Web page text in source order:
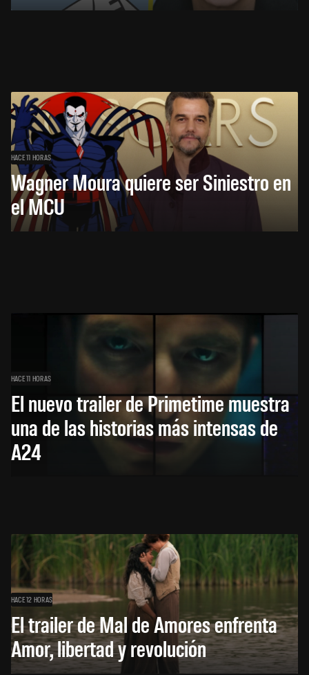
HACE 11 HORAS
Wagner Moura quiere ser Siniestro en
el MCU
HACE 11 HORAS
El nuevo trailer de Primetime muestra
una de las historias más intensas de
A24
HACE 12 HORAS
El trailer de Mal de Amores enfrenta
Amor, libertad y revolución